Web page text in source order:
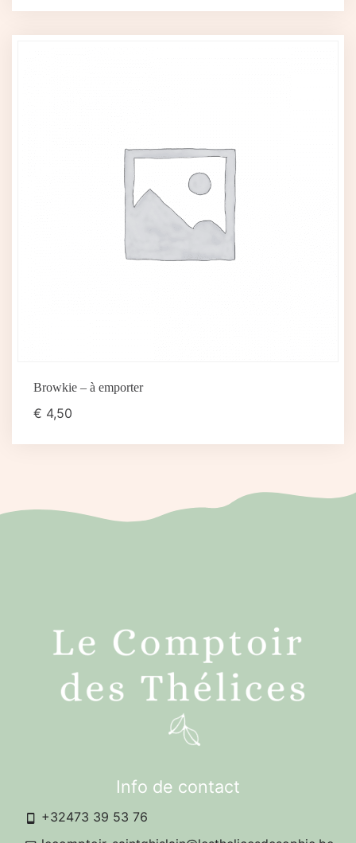
Browkie – à emporter
€ 4,50
Info de contact
+32473 39 53 76